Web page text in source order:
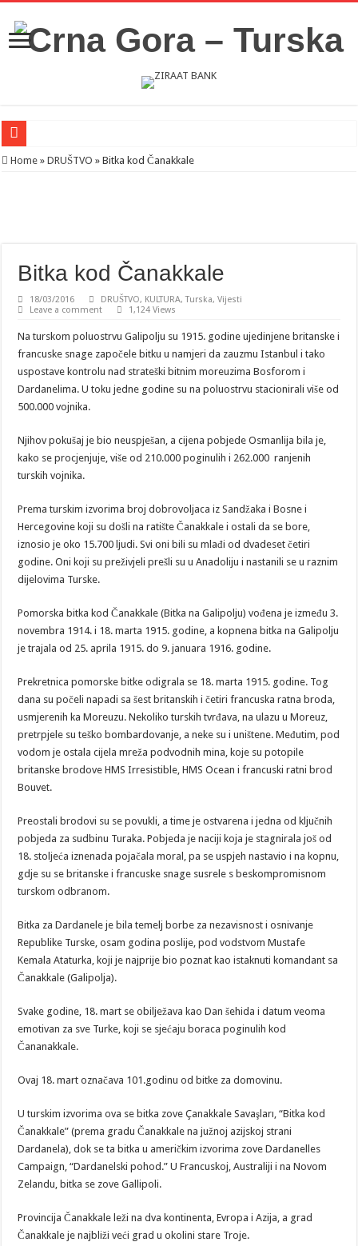
Novosti iz Acibadema
Home » DRUŠTVO » Bitka kod Čanakkale
Bitka kod Čanakkale
18/03/2016 DRUŠTVO, KULTURA,Turska,Vijesti
Leave a comment
1,124 Views
Na turskom poluostrvu Galipolju su 1915. godine ujedinjene britanske i
francuske snage započele bitku u namjeri da zauzmu Istanbul i tako
uspostave kontrolu nad strateški bitnim moreuzima Bosforom i
Dardanelima. U toku jedne godine su na poluostrvu stacionirali više od
500.000 vojnika.
Njihov pokušaj je bio neuspješan, a cijena pobjede Osmanlija bila je,
kako se procjenjuje, više od 210.000 poginulih i 262.000 ranjenih
turskih vojnika.
Prema turskim izvorima broj dobrovoljaca iz Sandžaka i Bosne i
Hercegovine koji su došli na ratište Čanakkale i ostali da se bore,
iznosio je oko 15.700 ljudi. Svi oni bili su mlađi od dvadeset četiri
godine. Oni koji su preživjeli prešli su u Anadoliju i nastanili se u raznim
dijelovima Turske.
Pomorska bitka kod Čanakkale (Bitka na Galipolju) vođena je između 3.
novembra 1914. i 18. marta 1915. godine, a kopnena bitka na Galipolju
je trajala od 25. aprila 1915. do 9. januara 1916. godine.
Prekretnica pomorske bitke odigrala se 18. marta 1915. godine. Tog
dana su počeli napadi sa šest britanskih i četiri francuska ratna broda,
usmjerenih ka Moreuzu. Nekoliko turskih tvrđava, na ulazu u Moreuz,
pretrpjele su teško bombardovanje, a neke su i uništene. Međutim, pod
vodom je ostala cijela mreža podvodnih mina, koje su potopile
britanske brodove HMS Irresistible, HMS Ocean i francuski ratni brod
Bouvet.
Preostali brodovi su se povukli, a time je ostvarena i jedna od ključnih
pobjeda za sudbinu Turaka. Pobjeda je naciji koja je stagnirala još od
18. stoljeća iznenada pojačala moral, pa se uspjeh nastavio i na kopnu,
gdje su se britanske i francuske snage susrele s beskompromisnom
turskom odbranom.
Bitka za Dardanele je bila temelj borbe za nezavisnost i osnivanje
Republike Turske, osam godina poslije, pod vodstvom Mustafe
Kemala Ataturka, koji je najprije bio poznat kao istaknuti komandant sa
Čanakkale (Galipolja).
Svake godine, 18. mart se obilježava kao Dan šehida i datum veoma
emotivan za sve Turke, koji se sjećaju boraca poginulih kod
Čananakkale.
Ovaj 18. mart označava 101.godinu od bitke za domovinu.
U turskim izvorima ova se bitka zove Çanakkale Savaşları, “Bitka kod
Čanakkale” (prema gradu Čanakkale na južnoj azijskoj strani
Dardanela), dok se ta bitka u američkim izvorima zove Dardanelles
Campaign, “Dardanelski pohod.” U Francuskoj, Australiji i na Novom
Zelandu, bitka se zove Gallipoli.
Provincija Čanakkale leži na dva kontinenta, Evropa i Azija, a grad
Čanakkale je najbliži veći grad u okolini stare Troje.